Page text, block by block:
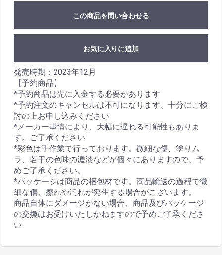
この商品を問い合わせる
お気に入りに追加
発売時期：2023年12月
【予約商品】
*予約商品は先に入金する必要があります
*予約注文のキャンセルは不可になります、十分にご検
討の上お申し込みください
*メーカー事情により、大幅に遅れる可能性もありま
す。ご了承ください
*彩色は手作業で行っております。微細な傷、塗りム
ラ、若干の色味の濃淡などが個々にありますので、予
めご了承ください。
*パッケージは商品の梱包材です。商品輸送の過程で微
細な傷、擦れや汚れが発生する場合がございます。
商品自体にダメージがない場合、商品及びパッケージ
の交換はお受けいたしかねますので予めご了承くださ
い